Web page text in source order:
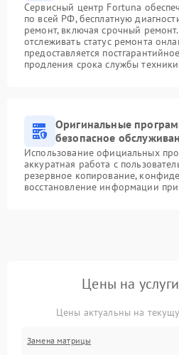
Сервисный центр Fortuna
по всей РФ, бесплатную
ремонт, включая срочный
отслеживать статус ремонта
предоставляется
продления срока службы техники
Оригинальные
безопасное
Использование официальных
аккуратная работа с
резервное копирование,
восстановление информации
Цены на
Цены актуальны на
Замена матрицы